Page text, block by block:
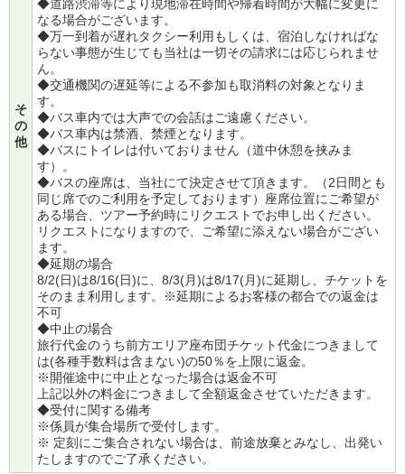
そ
の
他
◆道路渋滞等により現地滞在時間や帰着時間が大幅に変更に
なる場合がございます。
◆万一到着が遅れタクシー利用もしくは、宿泊しなければな
らない事態が生じても当社は一切その請求には応じられませ
ん。
◆交通機関の遅延等による不参加も取消料の対象となりま
す。
◆バス車内では大声での会話はご遠慮ください。
◆バス車内は禁酒、禁煙となります。
◆バスにトイレは付いておりません（道中休憩を挟みま
す）。
◆バスの座席は、当社にて決定させて頂きます。（2日間とも
同じ席でのご利用を予定しております）座席位置にご希望が
ある場合、ツアー予約時にリクエストでお申し出ください。
リクエストになりますので、ご希望に添えない場合がござい
ます。
◆延期の場合
8/2(日)は8/16(日)に、8/3(月)は8/17(月)に延期し、チケットを
そのまま利用します。※延期によるお客様の都合での返金は
不可
◆中止の場合
旅行代金のうち前方エリア座布団チケット代金につきまして
は(各種手数料は含まない)の50％を上限に返金。
※開催途中に中止となった場合は返金不可
上記以外の料金につきまして全額返金させていただきます。
◆受付に関する備考
※係員が集合場所で受付します。
※ 定刻にご集合されない場合は、前途放棄とみなし、出発い
たしますのでご了承ください。